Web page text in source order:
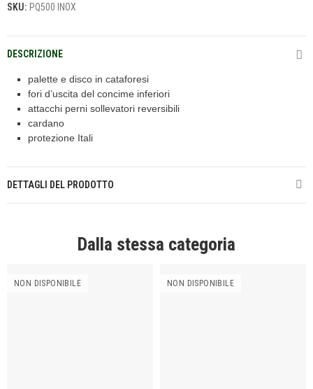
SKU: PQ500 INOX
DESCRIZIONE
palette e disco in cataforesi
fori d’uscita del concime inferiori
attacchi perni sollevatori reversibili
cardano
protezione Itali
DETTAGLI DEL PRODOTTO
Dalla stessa categoria
NON DISPONIBILE NON DISPONIBILE